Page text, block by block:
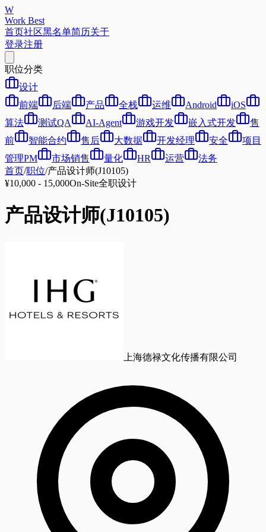
W
Work Best
首页社区黑名单简历关于
登录注册
职位分类
设计
前端
后端 产品 全栈 运维 Android
iOS
算法
测试QA AI-Agent 游戏开发 嵌入式开发
售
前
智能合约 售后 大数据 开发经理 安全
项目
管理PM
市场销售 量化 HR 运营
法务
首页/职位/产品设计师(J10105)
¥10,000 - 15,000On-Site全职设计
产品设计师(J10105)
上海德禄文化传播有限公司